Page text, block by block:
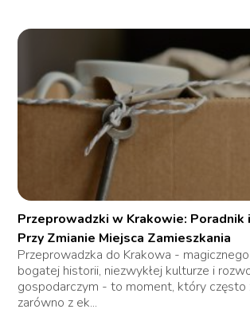
Przeprowadzki w Krakowie: Poradnik
Przy Zmianie Miejsca Zamieszkania
Przeprowadzka do Krakowa -
bogatej historii, niezwykłej kulturze i
gospodarczym - to moment, który często
zarówno z ek...